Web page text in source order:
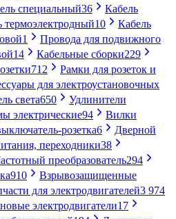
специальный36
Кабель
термоэлектродный10
Кабель
1
Провода для подвижного
14 Кабельные сборки229
712
Рамки для розеток и
для электроустановочных
света650
Удлинители
электрические94
Вилки
розетка6
Дверной
переходники38
преобразователь294
910
Взрывозащищенные
для электродвигателей3 974
электродвигатели17